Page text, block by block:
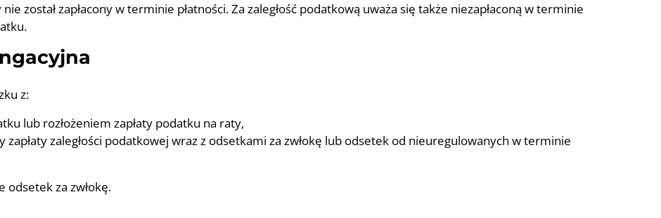
został zapłacony w terminie płatności. Za zaległość podatkową uważa się także niezapłaconą w terminie
z:
lub rozłożeniem zapłaty podatku na raty,
zaległości podatkowej wraz z odsetkami za zwłokę lub odsetek od nieuregulowanych w terminie
odsetek za zwłokę.